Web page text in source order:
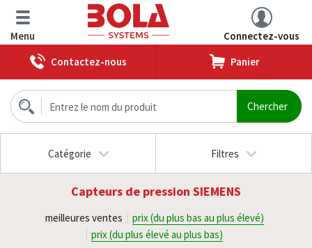
Menu
Connectez-vous
Contactez-nous
Panier
Catégorie Filtres
Capteurs de pression SIEMENS
meilleures ventes
prix (du plus bas au plus élevé)
prix (du plus élevé au plus bas)